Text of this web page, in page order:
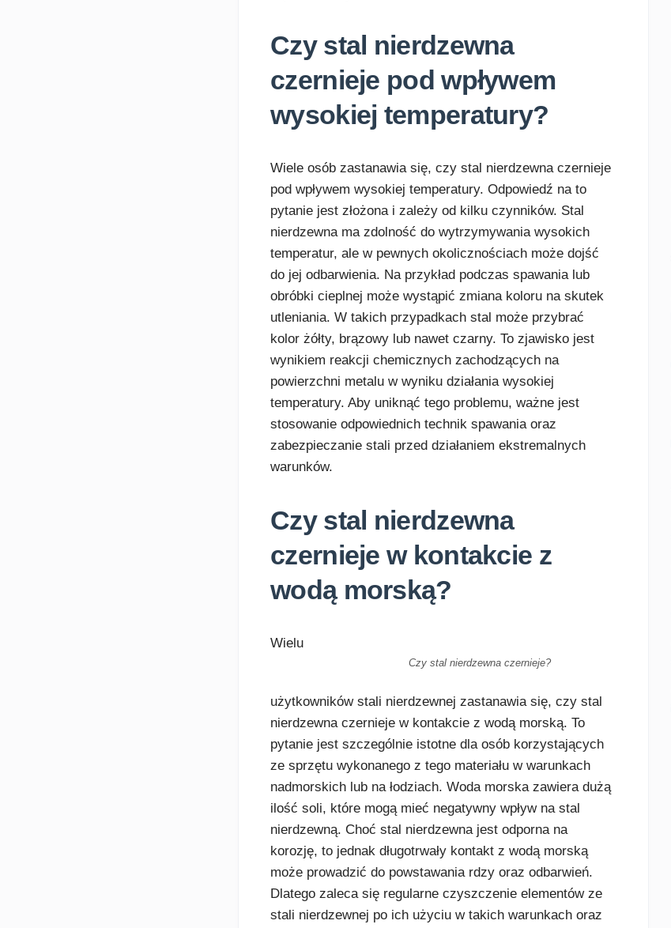
Czy stal nierdzewna
czernieje pod wpływem
wysokiej temperatury?
Wiele osób zastanawia się, czy stal nierdzewna czernieje
pod wpływem wysokiej temperatury. Odpowiedź na to
pytanie jest złożona i zależy od kilku czynników. Stal
nierdzewna ma zdolność do wytrzymywania wysokich
temperatur, ale w pewnych okolicznościach może dojść
do jej odbarwienia. Na przykład podczas spawania lub
obróbki cieplnej może wystąpić zmiana koloru na skutek
utleniania. W takich przypadkach stal może przybrać
kolor żółty, brązowy lub nawet czarny. To zjawisko jest
wynikiem reakcji chemicznych zachodzących na
powierzchni metalu w wyniku działania wysokiej
temperatury. Aby uniknąć tego problemu, ważne jest
stosowanie odpowiednich technik spawania oraz
zabezpieczanie stali przed działaniem ekstremalnych
warunków.
Czy stal nierdzewna
czernieje w kontakcie z
wodą morską?
Czy stal nierdzewna czernieje?
Wielu
użytkowników stali nierdzewnej zastanawia się, czy stal
nierdzewna czernieje w kontakcie z wodą morską. To
pytanie jest szczególnie istotne dla osób korzystających
ze sprzętu wykonanego z tego materiału w warunkach
nadmorskich lub na łodziach. Woda morska zawiera dużą
ilość soli, które mogą mieć negatywny wpływ na stal
nierdzewną. Choć stal nierdzewna jest odporna na
korozję, to jednak długotrwały kontakt z wodą morską
może prowadzić do powstawania rdzy oraz odbarwień.
Dlatego zaleca się regularne czyszczenie elementów ze
stali nierdzewnej po ich użyciu w takich warunkach oraz